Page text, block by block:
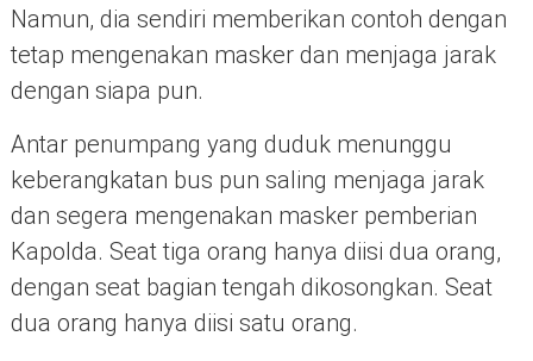
Namun, dia sendiri memberikan contoh dengan
tetap mengenakan masker dan menjaga jarak
dengan siapa pun.
Antar penumpang yang duduk menunggu
keberangkatan bus pun saling menjaga jarak
dan segera mengenakan masker pemberian
Kapolda. Seat tiga orang hanya diisi dua orang,
dengan seat bagian tengah dikosongkan. Seat
dua orang hanya diisi satu orang.